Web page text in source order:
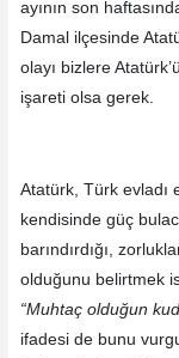
ayının son
Damal ilçesinde
olayı bizlere
işareti olsa gerek.
Atatürk, Türk evladı
kendisinde güç
barındırdığı,
olduğunu belirtmek
“Muhtaç olduğun
ifadesi de bunu